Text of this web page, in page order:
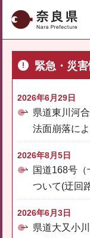
奈良県
緊急・災
2026年6月29日
県道東川河
法面崩落に
2026年8月5日
国道168号
ついて(迂回
2026年6月3日
県道大又小